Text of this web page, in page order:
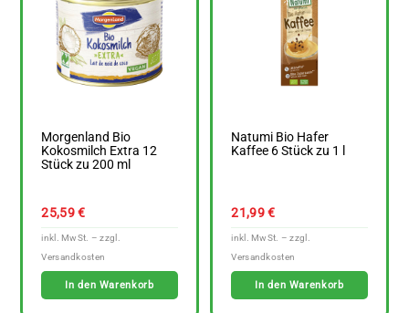
Morgenland Bio
Kokosmilch Extra 12
Stück zu 200 ml
25,59€
In den Warenkorb
Natumi Bio Hafer
Kaffee 6 Stück zu 1 l
21,99€
In den Warenkorb